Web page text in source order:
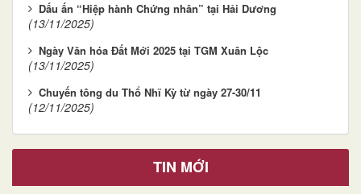
Dấu ấn “Hiệp hành Chứng nhân” tại Hải Dương
(13/11/2025)
Ngày Văn hóa Đất Mới 2025 tại TGM Xuân Lộc
(13/11/2025)
Chuyến tông du Thổ Nhĩ Kỳ từ ngày 27-30/11
(12/11/2025)
TIN MỚI